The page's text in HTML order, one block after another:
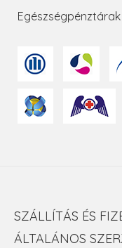
Egészségpénztárak
SZÁLLÍTÁS ÉS
ÁLTALÁNOS